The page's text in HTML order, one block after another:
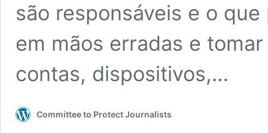
são responsáveis e o
em mãos erradas e
contas, dispositivos,…
Committee to Protect Journalists